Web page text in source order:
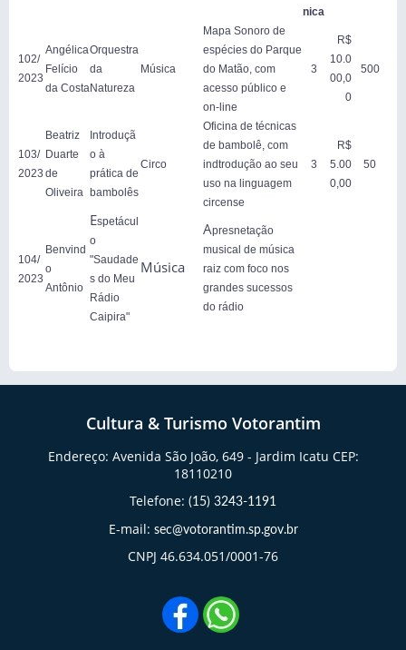
nica
102/
2023
Angélica
Felício
da Costa
Orquestra
da
Natureza
Música
Mapa Sonoro de
espécies do Parque
do Matão, com
acesso público e
on-line
3
R$
10.0
00,0
0
500
103/
2023
Beatriz
Duarte
de
Oliveira
Introduçã
o à
prática de
bambolês
Circo
Oficina de técnicas
de bambolê, com
indtrodução ao seu
uso na linguagem
circense
3
R$
5.00
0,00
50
104/
2023
Benvind
o
Antônio
Espetácul
o
"Saudade
s do Meu
Rádio
Caipira"
Música
Apresnetação
musical de música
raiz com foco nos
grandes sucessos
do rádio
Cultura & Turismo Votorantim
Endereço: Avenida São João, 649 - Jardim Icatu CEP:
18110210
Telefone: (15) 3243-1191
E-mail: sec@votorantim.sp.gov.br
CNPJ 46.634.051/0001-76